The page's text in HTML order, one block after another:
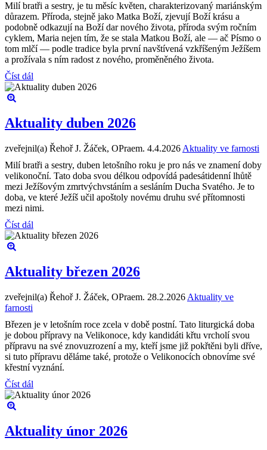
Milí bratři a sestry, je tu měsíc květen, charakterizovaný mariánským
důrazem. Příroda, stejně jako Matka Boží, zjevují Boží krásu a
podobně odkazují na Boží dar nového života, příroda svým ročním
cyklem, Maria nejen tím, že se stala Matkou Boží, ale — ač Písmo o
tom mlčí — podle tradice byla první navštívená vzkříšeným Ježíšem
a prožívala s ním radost z nového, proměněného života.
Číst dál
Aktuality duben 2026
zveřejnil(a) Řehoř J. Žáček, OPraem. 4.4.2026 Aktuality ve farnosti
Milí bratři a sestry, duben letošního roku je pro nás ve znamení doby
velikonoční. Tato doba svou délkou odpovídá padesátidenní lhůtě
mezi Ježíšovým zmrtvýchvstáním a sesláním Ducha Svatého. Je to
doba, ve které Ježíš učil apoštoly novému druhu své přítomnosti
mezi nimi.
Číst dál
Aktuality březen 2026
zveřejnil(a) Řehoř J. Žáček, OPraem. 28.2.2026 Aktuality ve
farnosti
Březen je v letošním roce zcela v době postní. Tato liturgická doba
je dobou přípravy na Velikonoce, kdy kandidáti křtu vrcholí svou
přípravu na své znovuzrození a my, kteří jsme již pokřtěni byli dříve,
si tuto přípravu děláme také, protože o Velikonocích obnovíme své
křestní vyznání.
Číst dál
Aktuality únor 2026